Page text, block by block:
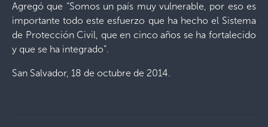
Agregó que “Somos un país muy vulnerable, por eso es
importante todo este esfuerzo que ha hecho el Sistema
de Protección Civil, que en cinco años se ha fortalecido
y que se ha integrado”.
San Salvador, 18 de octubre de 2014.